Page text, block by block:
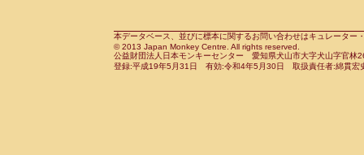
CercopithecidaePapio anubis(0)
CercopithecidaePapio cynocephalus
CercopithecidaePapio hamadryas(0)
CebidaeSaguinus leucopus(0)
CebidaeSaguinus midas(0)
Cebidae Saguinus mystax(0)
本データベース、並びに標本に関するお問い合わせはキュレータ
© 2013 Japan Monkey Centre. All rights reserved.
公益財団法人日本モンキーセンター 愛知県犬山市大字犬山字官
登録:平成19年5月31日 有効:令和4年5月30日 取扱責任者:綿貫宏